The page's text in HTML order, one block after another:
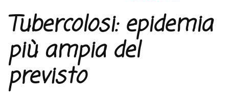
Tubercolosi: epidemia
più ampia del
previsto